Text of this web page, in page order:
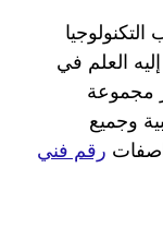
العلم في
مجموعة
وجميع
رقم فني